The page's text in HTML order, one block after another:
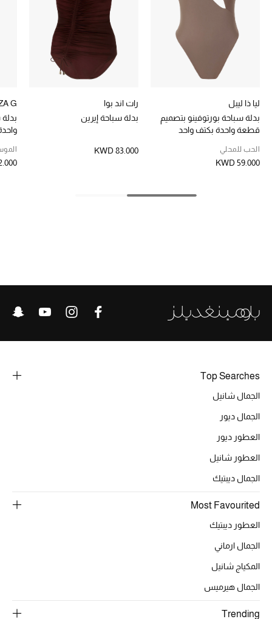
تشكيلة الأعراس
حقائب وأحذية متطابقة
هدايا للنساء
جميع الملابس النسائية
جميع الأحذية النسائية
الحقائب
الحقائب النسائية
حقائب رجالية
أبرز الحقائب
ليا ذا ليبل
بدلة سباحة بورتوفينو بتصميم
قطعة واحدة بكتف واحد
الحب للمحلي
KWD 59.000
رات اند بوا
بدلة سباحة إيرين
KWD 83.000
G
Top Searches
الجمال شانيل
الجمال ديور
العطور ديور
العطور شانيل
الجمال ديبتيك
Most Favourited
العطور ديبتيك
الجمال ارماني
المكياج شانيل
الجمال هيرميس
Trending